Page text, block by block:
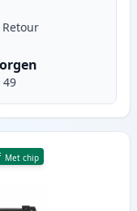
Retour
49
Met chip